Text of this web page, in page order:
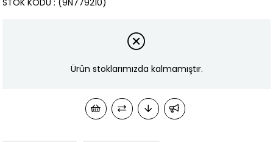
Ürün stoklarımızda kalmamıştır.